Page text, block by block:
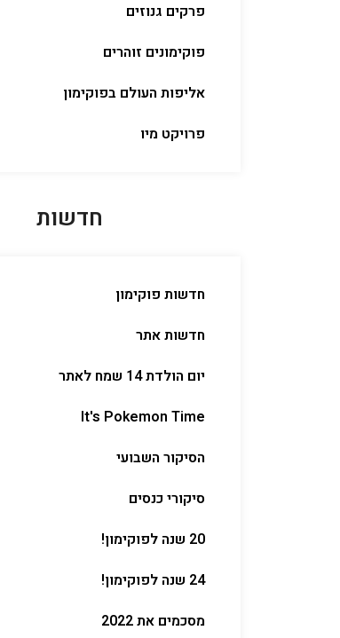
פרקים גנוזים
פוקימונים זוהרים
אליפות העולם בפוקימון
פרויקט מיו
חדשות
חדשות פוקימון
חדשות אתר
יום הולדת 14 שמח לאתר
It's Pokemon Time
הסיקור השבועי
סיקורי כנסים
20 שנה לפוקימון!
24 שנה לפוקימון!
מסכמים את 2022